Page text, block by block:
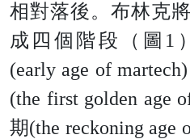
相對落後。布林克
成四個階段（ 圖 1
(early age of martech)
(the first golden age
期(the reckoning age